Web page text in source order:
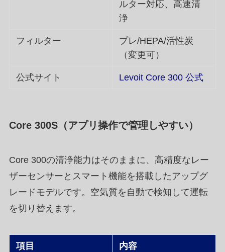
ルター対応、高速清
浄
フィルター
プレ/HEPA/活性炭
（変更可）
公式サイト Levoit Core 300 公式
Core 300S（アプリ操作で管理しやすい）
Core 300の清浄能力はそのままに、高精度なレー
ザーセンサーとスマート機能を搭載したアップグ
レードモデルです。空気質を自動で検知して運転
を切り替えます。
項目 内容